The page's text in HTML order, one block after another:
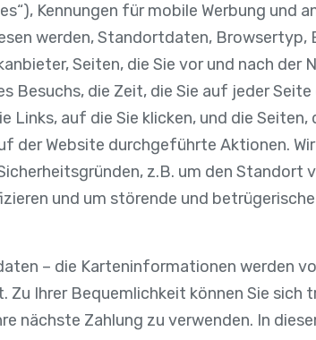
Kennungen für mobile Werbung und
werden, Standortdaten, Browsertyp,
Seiten, die Sie vor und nach der
Besuchs, die Zeit, die Sie auf jeder Seite
Links, auf die Sie klicken, und die Seiten,
der Website durchgeführte Aktionen.
z.B. um den Standort
und um störende und
– die Karteninformationen werden
Zu Ihrer Bequemlichkeit können Sie
nächste Zahlung zu verwenden. In